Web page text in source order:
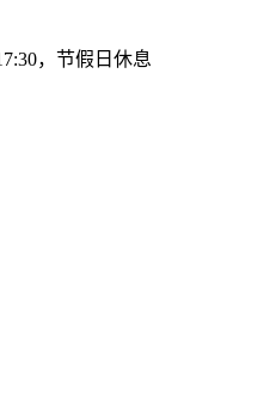
，节假日休息